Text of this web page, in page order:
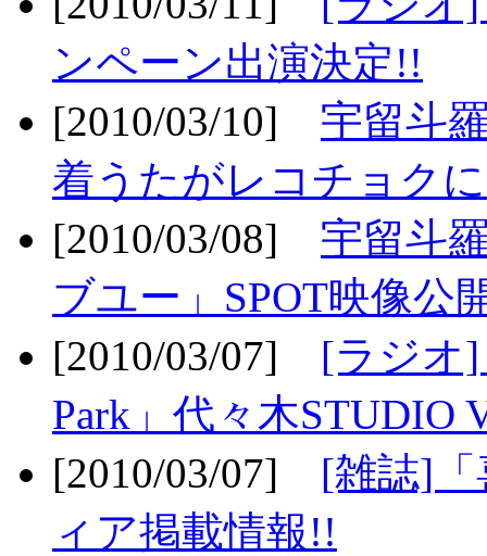
ンペーン出演決定!!
[2010/03/10] 宇留斗
着うたがレコチョク
[2010/03/08] 宇留斗
ブユー」SPOT映像公
[2010/03/07] [ラジオ]
Park」代々木STUDIO
[2010/03/07] [雑誌]「
ィア掲載情報!!